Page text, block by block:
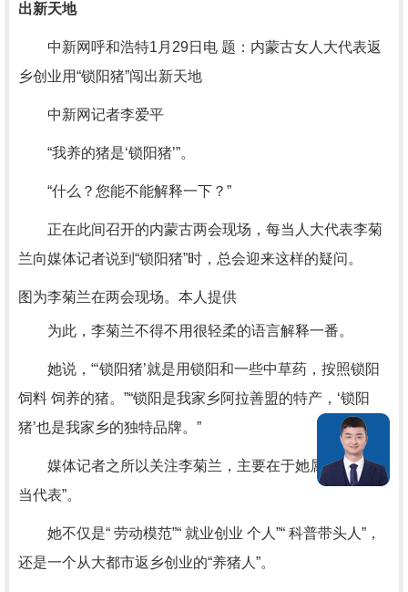
出新天地
中新网呼和浩特1月29日电 题：内蒙古女人大代表返
乡创业用“锁阳猪”闯出新天地
中新网记者李爱平
“我养的猪是‘锁阳猪’”。
“什么？您能不能解释一下？”
正在此间召开的内蒙古两会现场，每当人大代表李菊
兰向媒体记者说到“锁阳猪”时，总会迎来这样的疑问。
图为李菊兰在两会现场。本人提供
为此，李菊兰不得不用很轻柔的语言解释一番。
她说，“‘锁阳猪’就是用锁阳和一些中草药，按照锁阳
饲料 饲养的猪。”“锁阳是我家乡阿拉善盟的特产，‘锁阳
猪’也是我家乡的独特品牌。”
媒体记者之所以关注李菊兰，主要在于她属于“流量担
当代表”。
她不仅是“ 劳动模范”“ 就业创业 个人”“ 科普带头人”，
还是一个从大都市返乡创业的“养猪人”。